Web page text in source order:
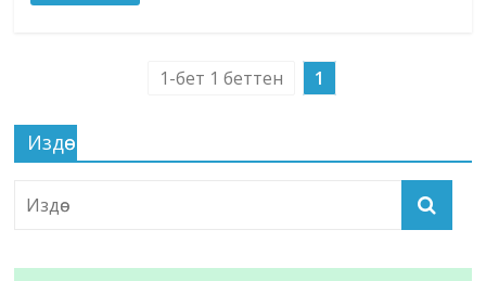
1-бет 1 беттен 1
Издөө